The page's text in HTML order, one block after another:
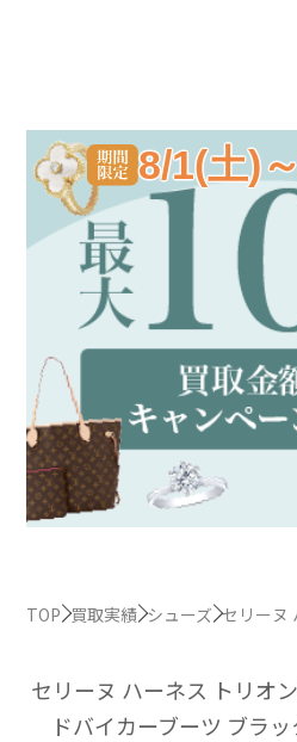
8/1(土)
TOP 買取実績 シューズ セリーヌ
セリーヌ ハーネス トリオ
ドバイカーブーツ ブラ